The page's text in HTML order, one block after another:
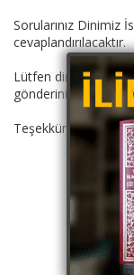
Sorularınız Dinimiz
cevaplandırılacaktır.
Lütfen dini
gönderiniz.
Teşekkürler.